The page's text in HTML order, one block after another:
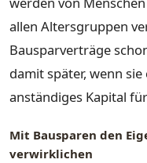
allen Altersgruppen
Bausparverträge
damit später, wenn
anständiges Kapital
Mit Bausparen den
verwirklichen